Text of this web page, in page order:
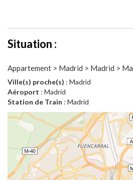
Situation :
Appartement > Madrid > Madrid >
Ville(s) proche(s) : Madrid
Aéroport : Madrid
Station de Train : Madrid